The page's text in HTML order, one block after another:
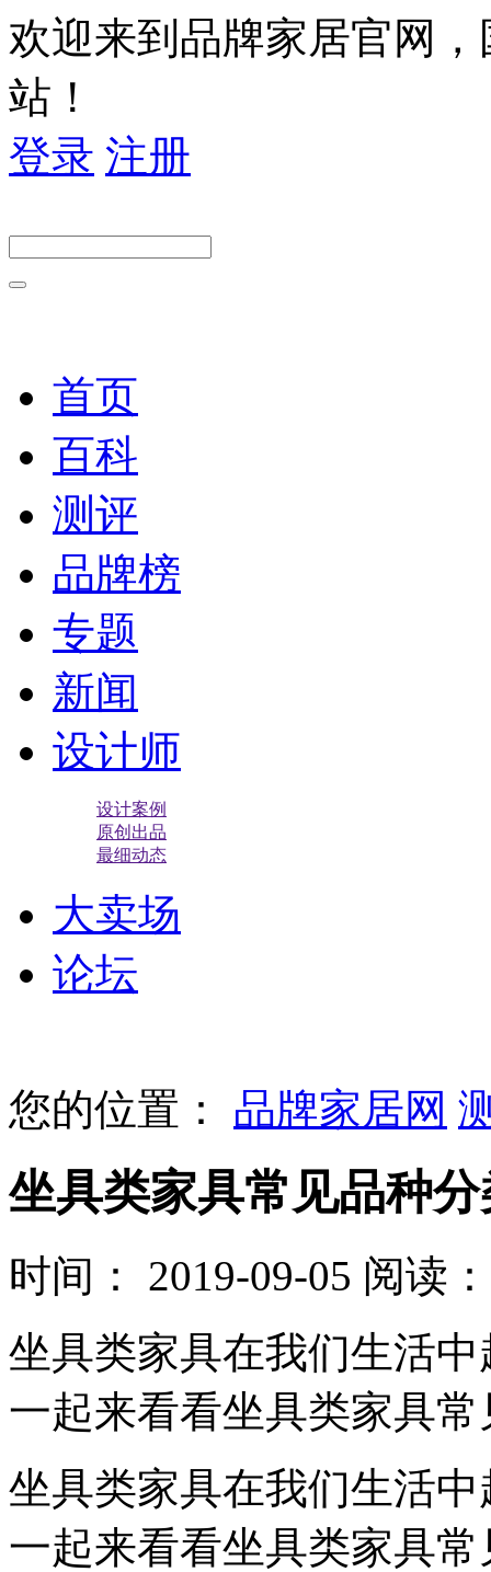
欢迎来到品牌家居官网
站！
登录 注册
首页
百科
测评
品牌榜
专题
新闻
设计师
设计案例
原创出品
最细动态
大卖场
论坛
您的位置： 品牌家居网
坐具类家具常见品种分
时间： 2019-09-05 阅读
坐具类家具在我们生活
一起来看看坐具类家具
坐具类家具在我们生活
一起来看看坐具类家具